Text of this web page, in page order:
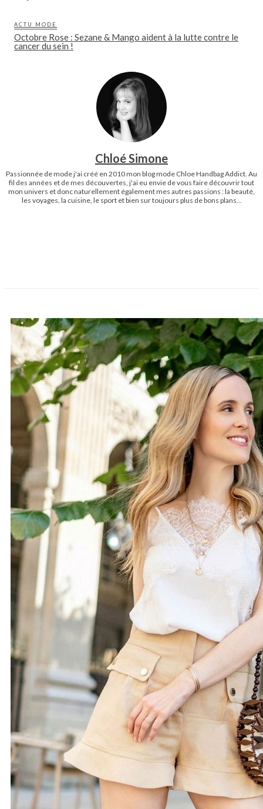
ACTU MODE
Octobre Rose : Sezane & Mango aident à la lutte contre le
cancer du sein !
Chloé Simone
Passionnée de mode j'ai créé en 2010 mon blog mode Chloe Handbag Addict. Au
fil des années et de mes découvertes, j'ai eu envie de vous faire découvrir tout
mon univers et donc naturellement également mes autres passions : la beauté,
les voyages, la cuisine, le sport et bien sur toujours plus de bons plans...